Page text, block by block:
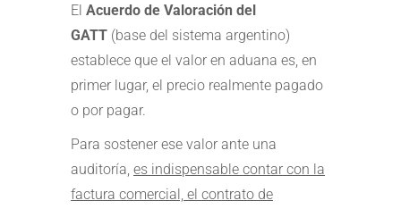
El Acuerdo de Valoración del
GATT (base del sistema argentino)
establece que el valor en aduana es, en
primer lugar, el precio realmente pagado
o por pagar.
Para sostener ese valor ante una
auditoría, es indispensable contar con la
factura comercial, el contrato de